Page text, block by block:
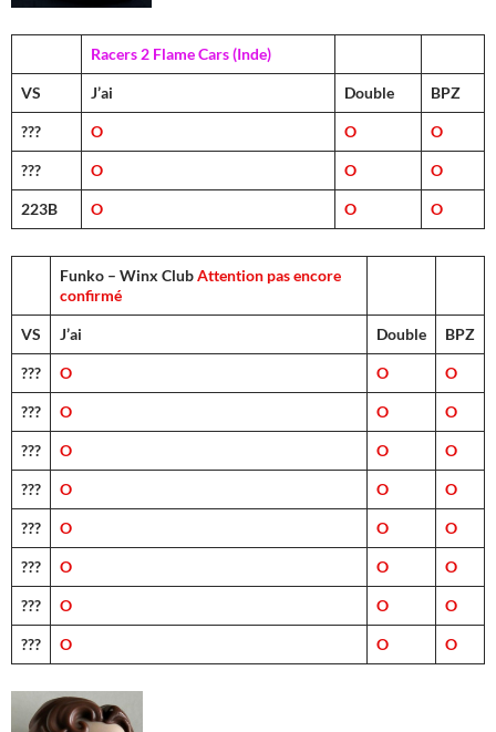
Racers 2 Flame Cars (Inde)
VS J’ai Double BPZ
??? O O O
??? O O O
223B O O O
Funko – Winx ClubAttention pas encore
confirmé
VS J’ai Double BPZ
??? O O O
??? O O O
??? O O O
??? O O O
??? O O O
??? O O O
??? O O O
??? O O O